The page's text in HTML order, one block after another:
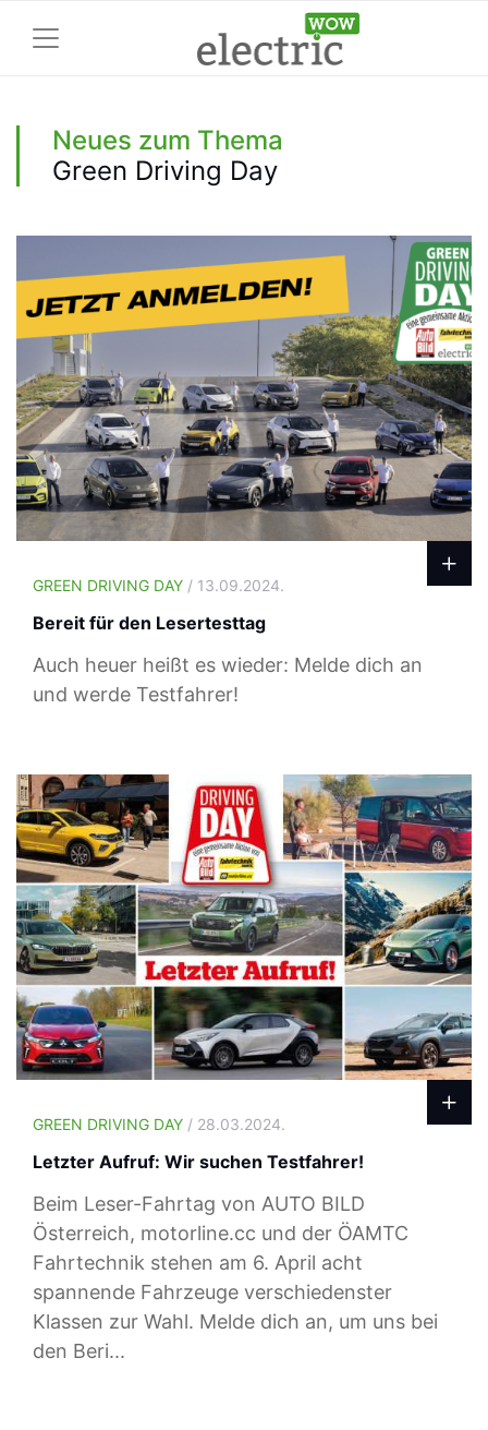
Neues zum Thema
Green Driving Day
GREEN DRIVING DAY / 13.09.2024.
Bereit für den Lesertesttag
Auch heuer heißt es wieder: Melde dich an
und werde Testfahrer!
GREEN DRIVING DAY / 28.03.2024.
Letzter Aufruf: Wir suchen Testfahrer!
Beim Leser-Fahrtag von AUTO BILD
Österreich, motorline.cc und der ÖAMTC
Fahrtechnik stehen am 6. April acht
spannende Fahrzeuge verschiedenster
Klassen zur Wahl. Melde dich an, um uns bei
den Beri...